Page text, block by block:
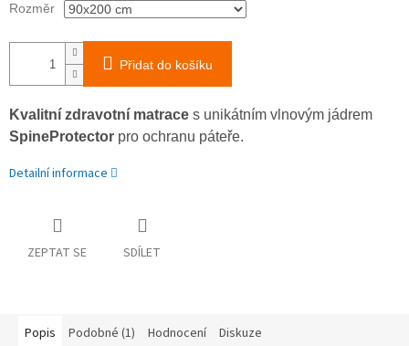
Rozměr
Přidat do košíku
Kvalitní zdravotní matrace s unikátním vlnovým jádrem
SpineProtector pro ochranu páteře.
Detailní informace
ZEPTAT SE SDÍLET
Popis Podobné (1) Hodnocení Diskuze